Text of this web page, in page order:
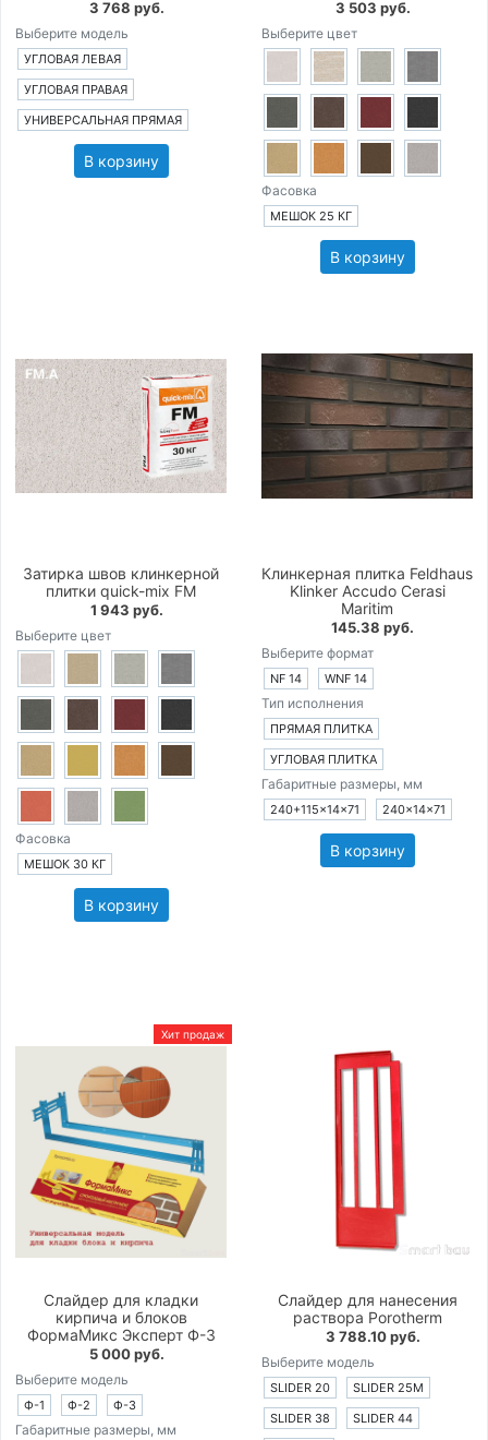
3 768 руб.
Выберите модель
УГЛОВАЯ ЛЕВАЯ
УГЛОВАЯ ПРАВАЯ
УНИВЕРСАЛЬНАЯ ПРЯМАЯ
В корзину
3 503 руб.
Выберите цвет
Фасовка
МЕШОК 25 КГ
В корзину
Затирка швов клинкерной
плитки quick-mix FM
1 943 руб.
Выберите цвет
Фасовка
МЕШОК 30 КГ
В корзину
Клинкерная плитка Feldhaus
Klinker Accudo Cerasi
Maritim
145.38 руб.
Выберите формат
NF 14 WNF 14
Тип исполнения
ПРЯМАЯ ПЛИТКА
УГЛОВАЯ ПЛИТКА
Габаритные размеры, мм
240+115×14×71 240×14×71
В корзину
Хит продаж
Слайдер для кладки
кирпича и блоков
ФормаМикс Эксперт Ф-3
5 000 руб.
Выберите модель
Ф-1 Ф-2 Ф-3
Габаритные размеры, мм
Слайдер для нанесения
раствора Porotherm
3 788.10 руб.
Выберите модель
SLIDER 20
SLIDER 25M
SLIDER 38
SLIDER 44